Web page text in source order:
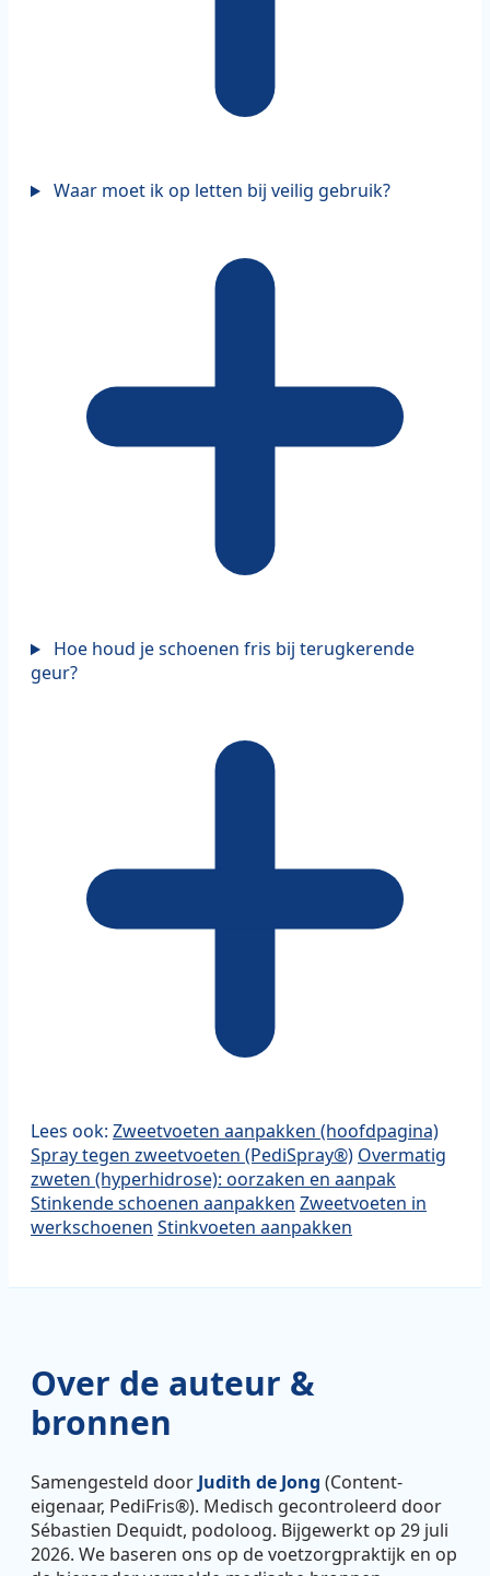
Waar moet ik op letten bij veilig gebruik?
Hoe houd je schoenen fris bij terugkerende
geur?
Lees ook: Zweetvoeten aanpakken (hoofdpagina)
Spray tegen zweetvoeten (PediSpray®) Overmatig
zweten (hyperhidrose): oorzaken en aanpak
Stinkende schoenen aanpakken Zweetvoeten in
werkschoenen Stinkvoeten aanpakken
Over de auteur &
bronnen
Samengesteld door Judith de Jong (Content-
eigenaar, PediFris®). Medisch gecontroleerd door
Sébastien Dequidt, podoloog. Bijgewerkt op 29 juli
2026. We baseren ons op de voetzorgpraktijk en op